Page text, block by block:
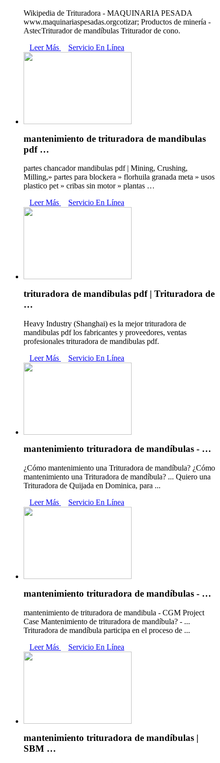
Wikipedia de Trituradora - MAQUINARIA PESADA
www.maquinariaspesadas.orgcotizar; Productos de minería -
AstecTriturador de mandíbulas Triturador de cono.
Leer Más
Servicio En Línea
mantenimiento de trituradora de mandibulas
pdf …
partes chancador mandibulas pdf | Mining, Crushing,
Milling,» partes para blockera » florhuila granada meta » usos
plastico pet » cribas sin motor » plantas …
Leer Más
Servicio En Línea
trituradora de mandibulas pdf | Trituradora de
…
Heavy Industry (Shanghai) es la mejor trituradora de
mandibulas pdf los fabricantes y proveedores, ventas
profesionales trituradora de mandibulas pdf.
Leer Más
Servicio En Línea
mantenimiento trituradora de mandíbulas - …
¿Cómo mantenimiento una Trituradora de mandíbula? ¿Cómo
mantenimiento una Trituradora de mandíbula? ... Quiero una
Trituradora de Quijada en Dominica, para ...
Leer Más
Servicio En Línea
mantenimiento trituradora de mandíbulas - …
mantenimiento de trituradora de mandibula - CGM Project
Case Mantenimiento de trituradora de mandíbula? - ...
Trituradora de mandíbula participa en el proceso de ...
Leer Más
Servicio En Línea
mantenimiento trituradora de mandíbulas |
SBM …